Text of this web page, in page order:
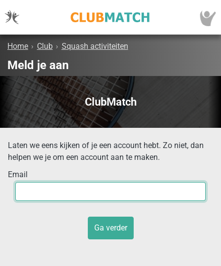
Home › Club › Squash activiteiten
Meld je aan
ClubMatch
Laten we eens kijken of je een account hebt. Zo niet, dan
helpen we je om een account aan te maken.
Email
Ga verder